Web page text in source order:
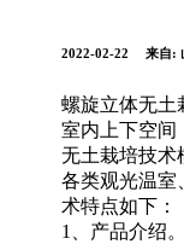
2022-02-22 来自:
螺旋立体无土
室内上下空间
无土栽培技术
各类观光温室
术特点如下：
1、产品介绍